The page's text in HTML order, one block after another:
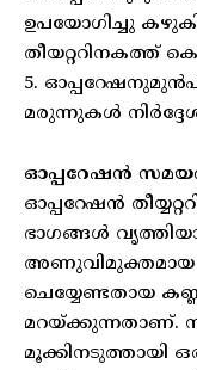
ഉപയോഗിച്ചു
തീയറ്ററിനകത്ത്
5. ഓപ്പറേഷനുമുന്‍പ്
മരുന്നുകള്‍
ഓപ്പറേഷന്‍
ഓപ്പറേഷന്‍
ഭാഗങ്ങള്‍
അണുവിമുക്തമായ
ചെയ്യേണ്ടതായ
മറയ്ക്കുന്നതാണ്.
മൂക്കിനടുത്തായി